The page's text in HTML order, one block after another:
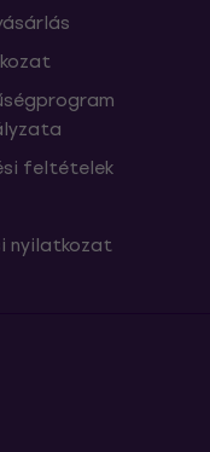
feltételek
nyilatkozat